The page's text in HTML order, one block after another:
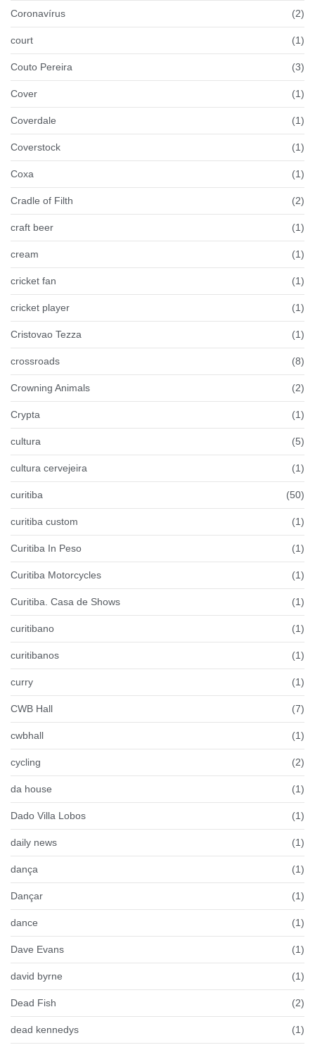
Coronavírus (2)
court (1)
Couto Pereira (3)
Cover (1)
Coverdale (1)
Coverstock (1)
Coxa (1)
Cradle of Filth (2)
craft beer (1)
cream (1)
cricket fan (1)
cricket player (1)
Cristovao Tezza (1)
crossroads (8)
Crowning Animals (2)
Crypta (1)
cultura (5)
cultura cervejeira (1)
curitiba (50)
curitiba custom (1)
Curitiba In Peso (1)
Curitiba Motorcycles (1)
Curitiba. Casa de Shows (1)
curitibano (1)
curitibanos (1)
curry (1)
CWB Hall (7)
cwbhall (1)
cycling (2)
da house (1)
Dado Villa Lobos (1)
daily news (1)
dança (1)
Dançar (1)
dance (1)
Dave Evans (1)
david byrne (1)
Dead Fish (2)
dead kennedys (1)